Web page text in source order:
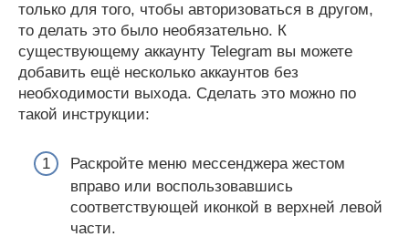
только для того, чтобы авторизоваться в другом,
то делать это было необязательно. К
существующему аккаунту Telegram вы можете
добавить ещё несколько аккаунтов без
необходимости выхода. Сделать это можно по
такой инструкции:
Раскройте меню мессенджера жестом
вправо или воспользовавшись
соответствующей иконкой в верхней левой
части.